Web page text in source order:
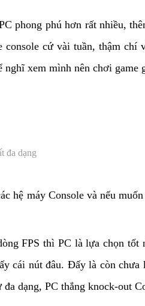
phong phú hơn rất nhiều,
cứ vài tuần, thậm chí
nghĩ xem mình nên chơi game
t đa dạng
hệ máy Console và nếu
FPS thì PC là lựa chọn tốt
cái nút đâu. Đấy là còn chưa
dạng, PC thắng knock-out